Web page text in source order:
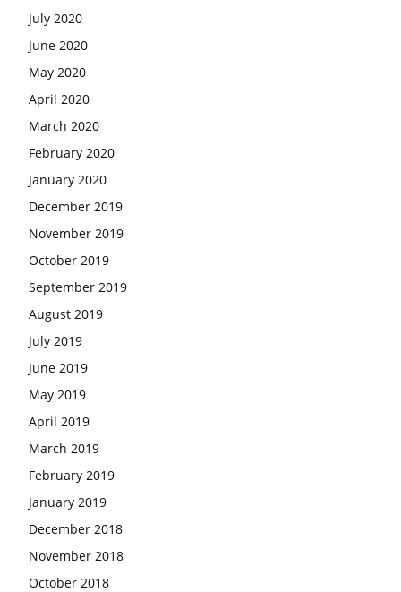
July 2020
June 2020
May 2020
April 2020
March 2020
February 2020
January 2020
December 2019
November 2019
October 2019
September 2019
August 2019
July 2019
June 2019
May 2019
April 2019
March 2019
February 2019
January 2019
December 2018
November 2018
October 2018